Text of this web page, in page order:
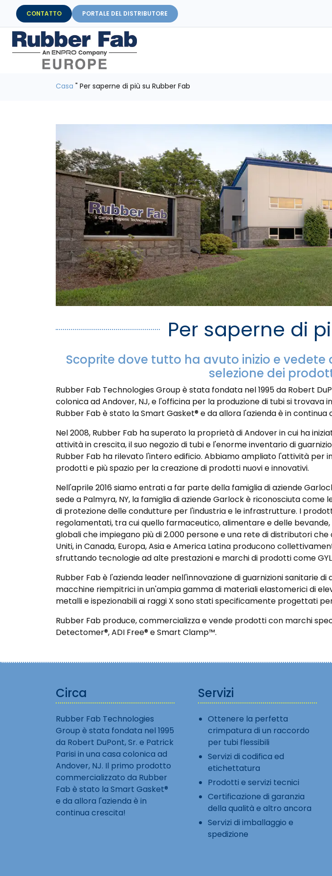
CONTATTO PORTALE DEL DISTRIBUTORE
Casa " Per saperne di più su Rubber Fab
Per saperne di
Scoprite dove tutto ha avuto inizio e
selezione dei
Rubber Fab Technologies Group è stata fondata nel 1995 da Robert
colonica ad Andover, NJ, e l'officina per la produzione di tubi si
Rubber Fab è stato la Smart Gasket® e da allora l'azienda è in continua
Nel 2008, Rubber Fab ha superato la proprietà di Andover in cui ha
attività in crescita, il suo negozio di tubi e l'enorme inventario di
Rubber Fab ha rilevato l'intero edificio. Abbiamo ampliato l'attività per
prodotti e più spazio per la creazione di prodotti nuovi e innovativi.
Nell'aprile 2016 siamo entrati a far parte della famiglia di aziende
sede a Palmyra, NY, la famiglia di aziende Garlock è riconosciuta
di protezione delle condutture per l'industria e le infrastrutture. I
regolamentati, tra cui quello farmaceutico, alimentare e delle
globali che impiegano più di 2.000 persone e una rete di distributori
Uniti, in Canada, Europa, Asia e America Latina producono
sfruttando tecnologie ad alte prestazioni e marchi di prodotti come
Rubber Fab è l'azienda leader nell'innovazione di guarnizioni sanitarie
macchine riempitrici in un'ampia gamma di materiali elastomerici di
metalli e ispezionabili ai raggi X sono stati specificamente progettati
Rubber Fab produce, commercializza e vende prodotti con marchi
Detectomer®, ADI Free® e Smart Clamp™.
Circa
Rubber Fab Technologies
Group è stata fondata nel 1995
da Robert DuPont, Sr. e Patrick
Parisi in una casa colonica ad
Andover, NJ. Il primo prodotto
commercializzato da Rubber
Fab è stato la Smart Gasket®
e da allora l'azienda è in
continua crescita!
Servizi
Ottenere la perfetta
crimpatura di un raccordo
per tubi flessibili
Servizi di codifica ed
etichettatura
Prodotti e servizi tecnici
Certificazione di garanzia
della qualità e altro ancora
Servizi di imballaggio e
spedizione